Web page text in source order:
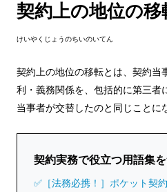
契約上の地位の移
けいやくじょうのちいのいてん
契約上の地位の移転とは、契約当
利・義務関係を、包括的に第三者
当事者が交替したのと同じことに
契約実務で役立つ用語集を
✅［法務必携！］ポケット契